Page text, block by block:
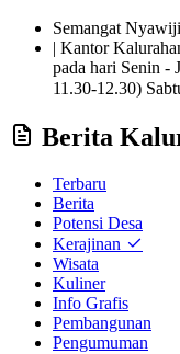
Semangat
| Kantor
pada hari Senin -
11.30-12.30)
Berita
Terbaru
Berita
Potensi Desa
Kerajinan
Wisata
Kuliner
Info Grafis
Pembangunan
Pengumuman